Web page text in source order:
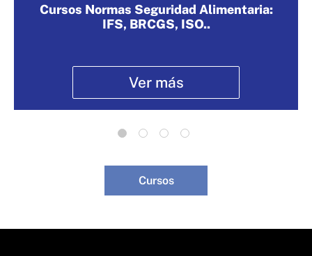
Cursos Normas Seguridad Alimentaria:
IFS, BRCGS, ISO..
Ver más
Cursos